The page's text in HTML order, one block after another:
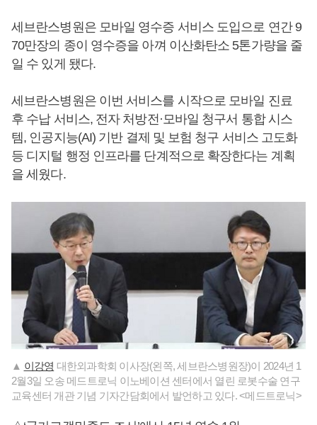
세브란스병원은 모바일 영수증 서비스 도입으로 연간 9
70만장의 종이 영수증을 아껴 이산화탄소 5톤가량을 줄
일 수 있게 됐다.
세브란스병원은 이번 서비스를 시작으로 모바일 진료
후 수납 서비스, 전자 처방전·모바일 청구서 통합 시스
템, 인공지능(AI) 기반 결제 및 보험 청구 서비스 고도화
등 디지털 행정 인프라를 단계적으로 확장한다는 계획
을 세웠다.
▲ 이강영 대한외과학회 이사장(왼쪽, 세브란스병원장)이 2024년 1
2월3일 오송 메드트로닉 이노베이션 센터에서 열린 로봇수술 연구
교육센터 개관 기념 기자간담회에서 발언하고 있다. <메드트로닉>